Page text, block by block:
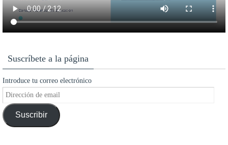
Suscríbete a la página
Introduce tu correo electrónico
Dirección
de
emailSuscribir